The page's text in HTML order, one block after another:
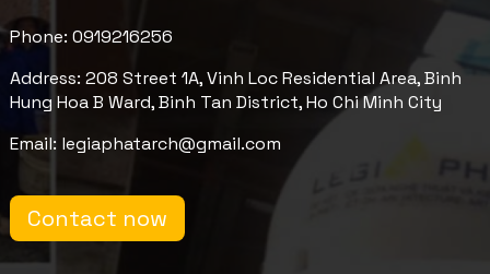
Phone: 0919216256
Address: 208 Street 1A, Vinh Loc Residential Area, Binh
Hung Hoa B Ward, Binh Tan District, Ho Chi Minh City
Email: legiaphatarch@gmail.com
Contact now